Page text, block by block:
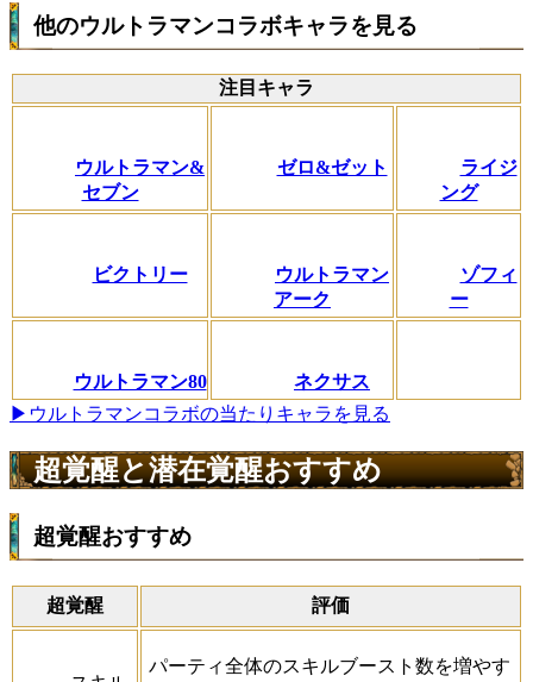
他のウルトラマンコラボキャラを見る
注目キャラ
ウルトラマン&
セブン
ゼロ&ゼット
ライジ
ング
ビクトリー
ウルトラマン
アーク
ゾフィ
ー
ウルトラマン80
ネクサス
▶ウルトラマンコラボの当たりキャラを見る
超覚醒と潜在覚醒おすすめ
超覚醒おすすめ
超覚醒 評価
パーティ全体のスキルブースト数を増やす